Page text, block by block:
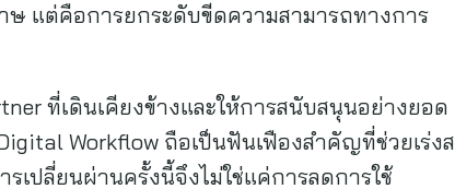
ษ แต่คือการยกระดับขีดความสามารถทางการ
ที่เดินเคียงข้างและให้การสนับสนุนอย่างยอด
Workflow ถือเป็นฟันเฟืองสำคัญที่ช่วยเร่งส
เปลี่ยนผ่านครั้งนี้จึงไม่ใช่แค่การลดการใช้